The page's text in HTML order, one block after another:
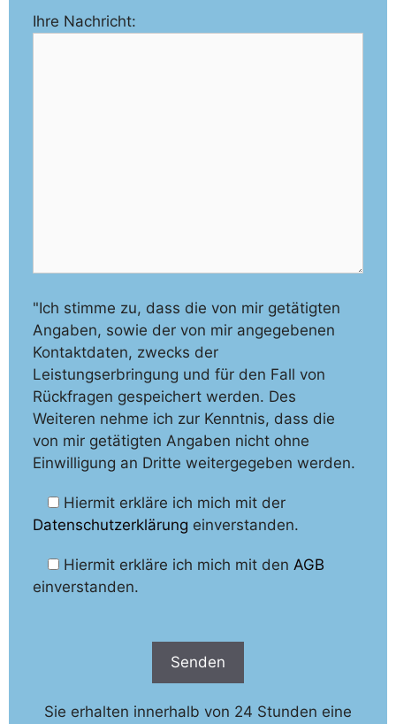
Ihre Nachricht:
"Ich stimme zu, dass die von mir getätigten
Angaben, sowie der von mir angegebenen
Kontaktdaten, zwecks der
Leistungserbringung und für den Fall von
Rückfragen gespeichert werden. Des
Weiteren nehme ich zur Kenntnis, dass die
von mir getätigten Angaben nicht ohne
Einwilligung an Dritte weitergegeben werden.
Hiermit erkläre ich mich mit der
Datenschutzerklärung einverstanden.
Hiermit erkläre ich mich mit denAGB
einverstanden.
Sie erhalten innerhalb von 24 Stunden eine